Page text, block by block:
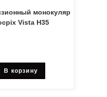
монокуляр
Vista H35
В корзину